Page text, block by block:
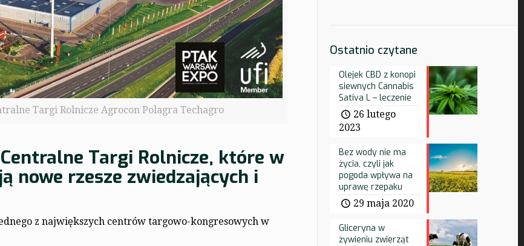
Targi Rolnicze Agrocon Polagra Techagro
Targi Rolnicze, które w
nowe rzesze zwiedzających i
z największych centrów targowo-kongresowych w
Ostatnio czytane
Olejek CBD z konopi
siewnych Cannabis
Sativa L – leczenie
26 lutego
2023
Bez wody nie ma
życia, czyli jak
pogoda wpływa na
uprawę rzepaku
29 maja 2020
Gliceryna w
żywieniu zwierząt